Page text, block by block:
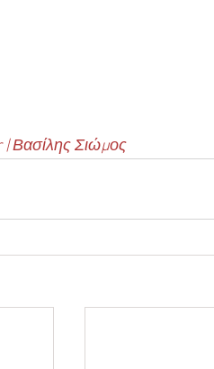
Βασίλης Σιώμος